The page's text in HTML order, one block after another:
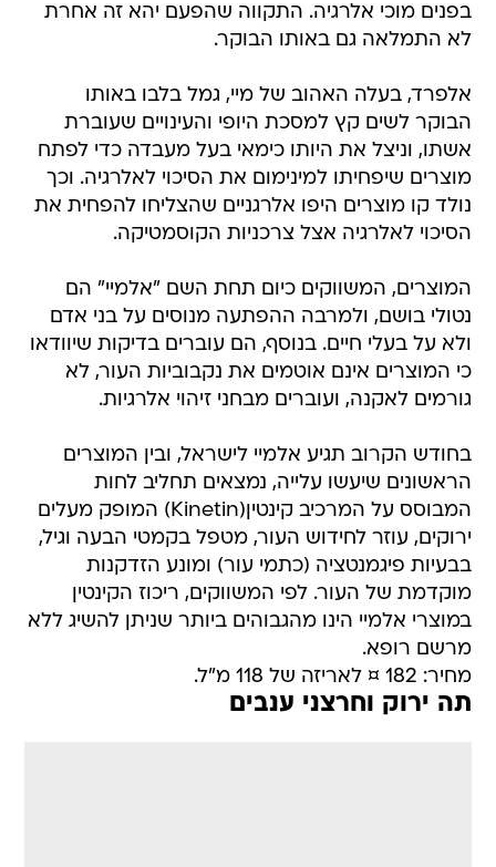
בפנים מוכי אלרגיה. התקווה שהפעם יהא זה אחרת
לא התמלאה גם באותו הבוקר.
אלפרד, בעלה האהוב של מיי, גמל בלבו באותו
הבוקר לשים קץ למסכת היופי והעינויים שעוברת
אשתו, וניצל את היותו כימאי בעל מעבדה כדי לפתח
מוצרים שיפחיתו למינימום את הסיכוי לאלרגיה. וכך
נולד קו מוצרים היפו אלרגניים שהצליחו להפחית את
הסיכוי לאלרגיה אצל צרכניות הקוסמטיקה.
המוצרים, המשווקים כיום תחת השם "אלמיי" הם
נטולי בושם, ולמרבה ההפתעה מנוסים על בני אדם
ולא על בעלי חיים. בנוסף, הם עוברים בדיקות שיוודאו
כי המוצרים אינם אוטמים את נקבוביות העור, לא
גורמים לאקנה, ועוברים מבחני זיהוי אלרגיות.
בחודש הקרוב תגיע אלמיי לישראל, ובין המוצרים
הראשונים שיעשו עלייה, נמצאים תחליב לחות
המבוסס על המרכיב קינטין(Kinetin) המופק מעלים
ירוקים, עוזר לחידוש העור, מטפל בקמטי הבעה וגיל,
בבעיות פיגמנטציה (כתמי עור) ומונע הזדקנות
מוקדמת של העור. לפי המשווקים, ריכוז הקינטין
במוצרי אלמיי הינו מהגבוהים ביותר שניתן להשיג ללא
מרשם רופא.
מחיר: 182 ¤ לאריזה של 118 מ"ל.
תה ירוק וחרצני ענבים